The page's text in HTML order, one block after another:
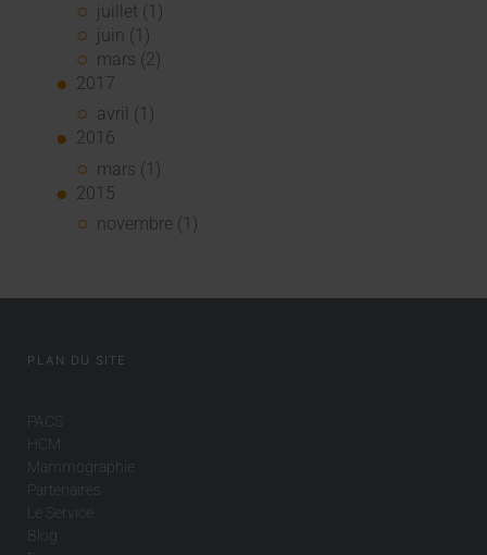
juillet (1)
juin (1)
mars (2)
2017
avril (1)
2016
mars (1)
2015
novembre (1)
PLAN DU SITE
PACS
HCM
Mammographie
Partenaires
Le Service
Blog